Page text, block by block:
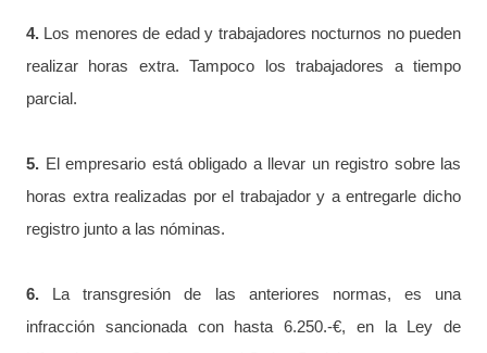
4. Los menores de edad y trabajadores nocturnos no pueden
realizar horas extra. Tampoco los trabajadores a tiempo
parcial.
5. El empresario está obligado a llevar un registro sobre las
horas extra realizadas por el trabajador y a entregarle dicho
registro junto a las nóminas.
6. La transgresión de las anteriores normas, es una
infracción sancionada con hasta 6.250.-€, en la Ley de